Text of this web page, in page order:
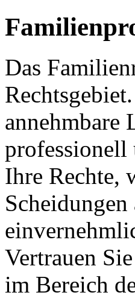
Das
annehmbare
professionell
Ihre Rechte,
Vertrauen
im Bereich